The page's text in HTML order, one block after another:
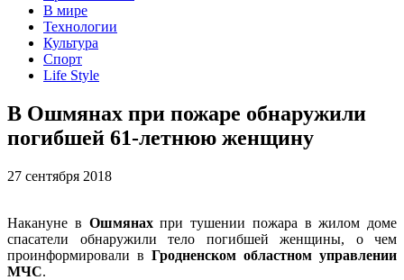
В мире
Технологии
Культура
Спорт
Life Style
В Ошмянах при пожаре обнаружили
погибшей 61-летнюю женщину
27 сентября 2018
Накануне в Ошмянахпри тушении пожара в жилом доме
спасатели обнаружили тело погибшей женщины, о чем
проинформировали в Гродненском областном управлении
МЧС.